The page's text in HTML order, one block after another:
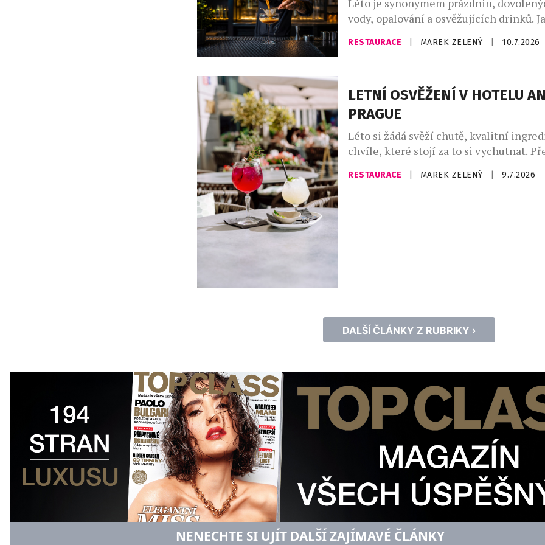
kuchyní a hostem vznikla restaurace,
Léto je synonymem prázdnin,
vody, opalování a osvěžujících drinků.
ve městě, když chodíte do práce?
protéká Vltava. Řeka příjemně ochladí
vypadá úplně jinak. Úkoly a myšlenky
RESTAURACE MAREK ZELENÝ 10.7.2026
LETNÍ OSVĚŽENÍ V HOTELU
PRAGUE
Léto si žádá svěží chutě, kvalitní
chvíle, které stojí za to si vychutnat.
které je nyní dostupné v MEZ baru i
RESTAURACE MAREK ZELENÝ 9.7.2026
DALŠÍ ČLÁNKY Z RUBRIKY ›
NENECHTE SI UJÍT DALŠÍ ZAJÍMAVÉ ČLÁNKY